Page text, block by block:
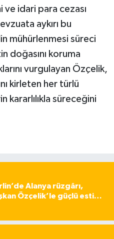
idari para cezası
aykırı bu
mühürlenmesi süreci
doğasını koruma
vurgulayan Özçelik,
kirleten her türlü
kararlılıkla süreceğini
Alanya rüzgârı,
Özçelik’le güçlü esti…